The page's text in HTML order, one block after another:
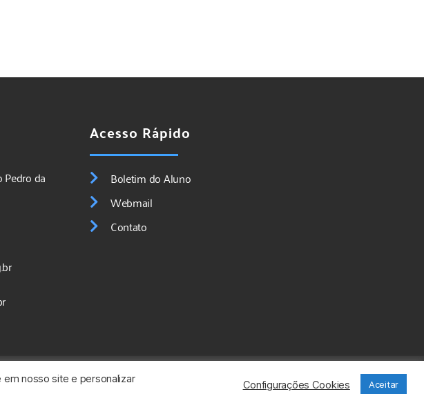
Pedro da
Acesso Rápido
Boletim do Aluno
Webmail
Contato
nosso site e personalizar
Configurações Cookies Aceitar